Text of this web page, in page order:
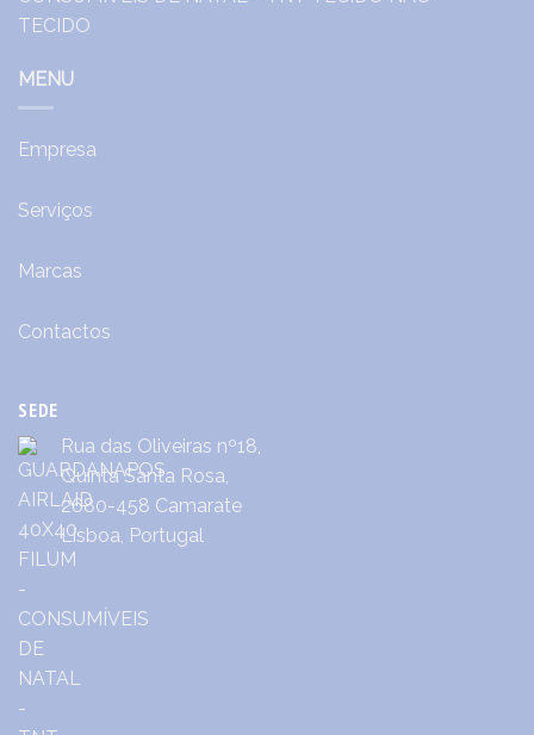
MENU
Empresa
Serviços
Marcas
Contactos
SEDE
Rua das Oliveiras nº18,
Quinta Santa Rosa,
2680-458 Camarate
Lisboa, Portugal